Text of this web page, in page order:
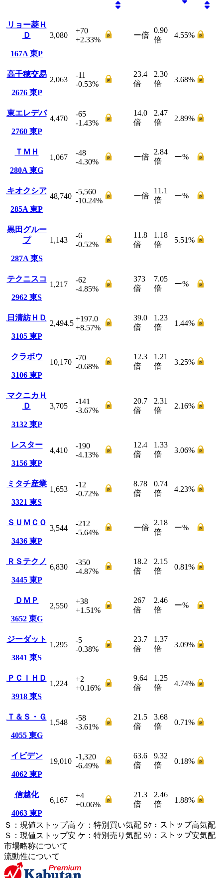
リョー菱Ｈ
Ｄ
167A 東P
3,080
+70
+2.33%
ー倍
0.90
倍
4.55%
高千穂交易
2676 東P
2,063
-11
-0.53%
23.4
倍
2.30
倍
3.68%
東エレデバ
2760 東P
4,470
-65
-1.43%
14.0
倍
2.47
倍
2.89%
ＴＭＨ
280A 東G
1,067
-48
-4.30%
ー倍
2.84
倍
ー%
キオクシア
285A 東P
48,740
-5,560
-10.24%
ー倍
11.1
倍
ー%
黒田グルー
プ
287A 東S
1,143
-6
-0.52%
11.8
倍
1.18
倍
5.51%
テクニスコ
2962 東S
1,217
-62
-4.85%
373
倍
7.05
倍
ー%
日清紡ＨＤ
3105 東P
2,494.5
+197.0
+8.57%
39.0
倍
1.23
倍
1.44%
クラボウ
3106 東P
10,170
-70
-0.68%
12.3
倍
1.21
倍
3.25%
マクニカＨ
Ｄ
3132 東P
3,705
-141
-3.67%
20.7
倍
2.31
倍
2.16%
レスター
3156 東P
4,410
-190
-4.13%
12.4
倍
1.33
倍
3.06%
ミタチ産業
3321 東S
1,653
-12
-0.72%
8.78
倍
0.74
倍
4.23%
ＳＵＭＣＯ
3436 東P
3,544
-212
-5.64%
ー倍
2.18
倍
ー%
ＲＳテクノ
3445 東P
6,830
-350
-4.87%
18.2
倍
2.15
倍
0.81%
ＤＭＰ
3652 東G
2,550
+38
+1.51%
267
倍
2.46
倍
ー%
ジーダット
3841 東S
1,295
-5
-0.38%
23.7
倍
1.37
倍
3.09%
ＰＣＩＨＤ
3918 東S
1,224
+2
+0.16%
9.64
倍
1.25
倍
4.74%
Ｔ＆Ｓ・Ｇ
4055 東G
1,548
-58
-3.61%
21.5
倍
3.68
倍
0.71%
イビデン
4062 東P
19,010
-1,320
-6.49%
63.6
倍
9.32
倍
0.18%
信越化
4063 東P
6,167
+4
+0.06%
21.3
倍
2.46
倍
1.88%
Ｓ ： 現値ストップ高 ケ ： 特別買い気配 Sｹ ： ストップ高気配
Ｓ ： 現値ストップ安 ケ ： 特別売 り 気配 Sｹ ： ストップ安気配
市場略称について
流動性について